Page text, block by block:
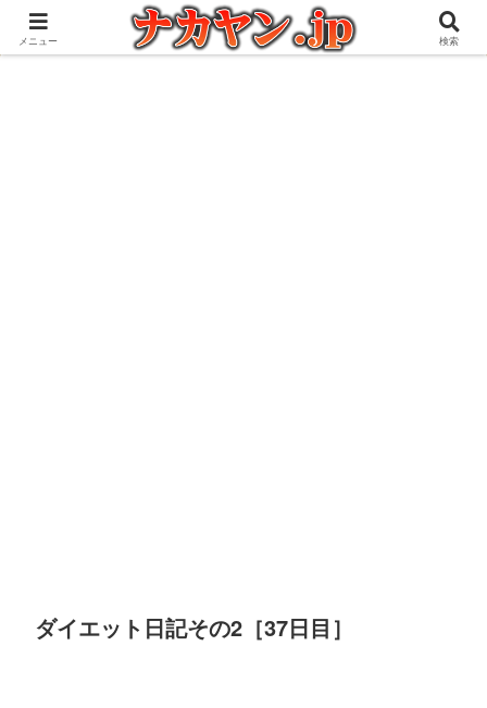
アウトドアとガジェット好きな管理人の愉快な日々を綴るブログ
ダイエット日記その2［37日目］
メニュー 検索